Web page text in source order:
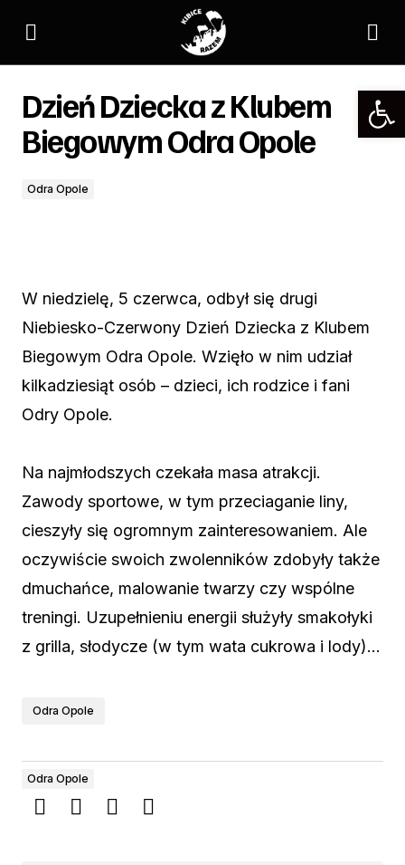
Dzień Dziecka z Klubem
Biegowym Odra Opole
Odra Opole
W niedzielę, 5 czerwca, odbył się drugi
Niebiesko-Czerwony Dzień Dziecka z Klubem
Biegowym Odra Opole. Wzięło w nim udział
kilkadziesiąt osób – dzieci, ich rodzice i fani
Odry Opole.
Na najmłodszych czekała masa atrakcji.
Zawody sportowe, w tym przeciaganie liny,
cieszyły się ogromnym zainteresowaniem. Ale
oczywiście swoich zwolenników zdobyły także
dmuchańce, malowanie twarzy czy wspólne
treningi. Uzupełnieniu energii służyły smakołyki
z grilla, słodycze (w tym wata cukrowa i lody)…
Odra Opole
Odra Opole